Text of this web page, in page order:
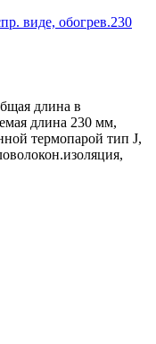
длина в
длина 230 мм,
термопарой тип J,